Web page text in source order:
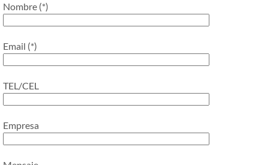
Nombre (*)
Email (*)
TEL/CEL
Empresa